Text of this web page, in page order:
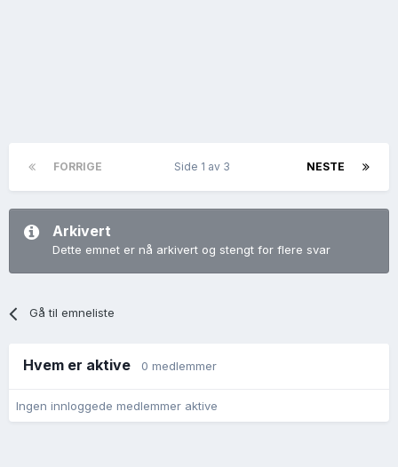
FORRIGE NESTE
Side 1 av 3
Arkivert
Dette emnet er nå arkivert og stengt for flere svar
Gå til emneliste
Hvem er aktive 0 medlemmer
Ingen innloggede medlemmer aktive